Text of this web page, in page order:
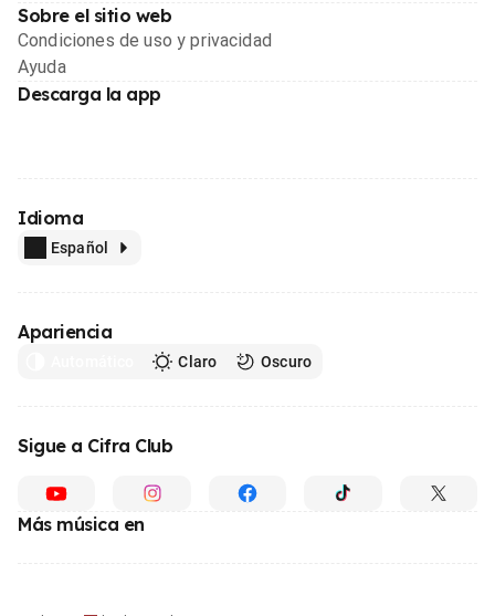
Sobre el sitio web
Condiciones de uso y privacidad
Ayuda
Descarga la app
Idioma
Español
Apariencia
Claro Oscuro
Sigue a Cifra Club
Más música en